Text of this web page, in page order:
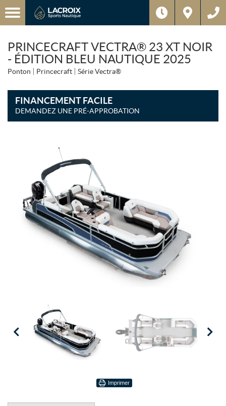
PRINCECRAFT VECTRA® 23 XT NOIR
- ÉDITION BLEU NAUTIQUE 2025
Ponton Princecraft Série Vectra®
FINANCEMENT FACILE
DEMANDEZ UNE PRÉ-APPROBATION
Imprimer